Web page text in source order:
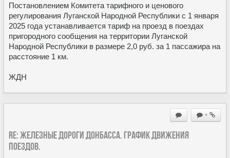
Постановлением Комитета тарифного и ценового
регулирования Луганской Народной Республики с 1 января
2025 года устанавливается тариф на проезд в поездах
пригородного сообщения на территории Луганской
Народной Республики в размере 2,0 руб. за 1 пассажира на
расстояние 1 км.
ЖДН
+
Re: Железные дороги Донбасса. График движения
поездов.